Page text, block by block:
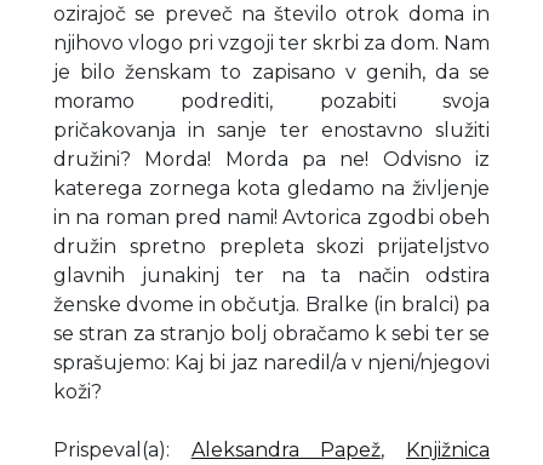
ozirajoč se preveč na število otrok doma in
njihovo vlogo pri vzgoji ter skrbi za dom. Nam
je bilo ženskam to zapisano v genih, da se
moramo podrediti, pozabiti svoja
pričakovanja in sanje ter enostavno služiti
družini? Morda! Morda pa ne! Odvisno iz
katerega zornega kota gledamo na življenje
in na roman pred nami! Avtorica zgodbi obeh
družin spretno prepleta skozi prijateljstvo
glavnih junakinj ter na ta način odstira
ženske dvome in občutja. Bralke (in bralci) pa
se stran za stranjo bolj obračamo k sebi ter se
sprašujemo: Kaj bi jaz naredil/a v njeni/njegovi
koži?
Prispeval(a): Aleksandra Papež, Knjižnica